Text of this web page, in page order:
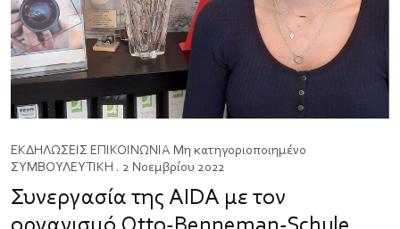
ΕΚΔΗΛΩΣΕΙΣ ΕΠΙΚΟΙΝΩΝΙΑ Μη κατηγοριοποιημένο
ΣΥΜΒΟΥΛΕΥΤΙΚΗ . 2 Νοεμβρίου 2022
Συνεργασία της AIDA με τον